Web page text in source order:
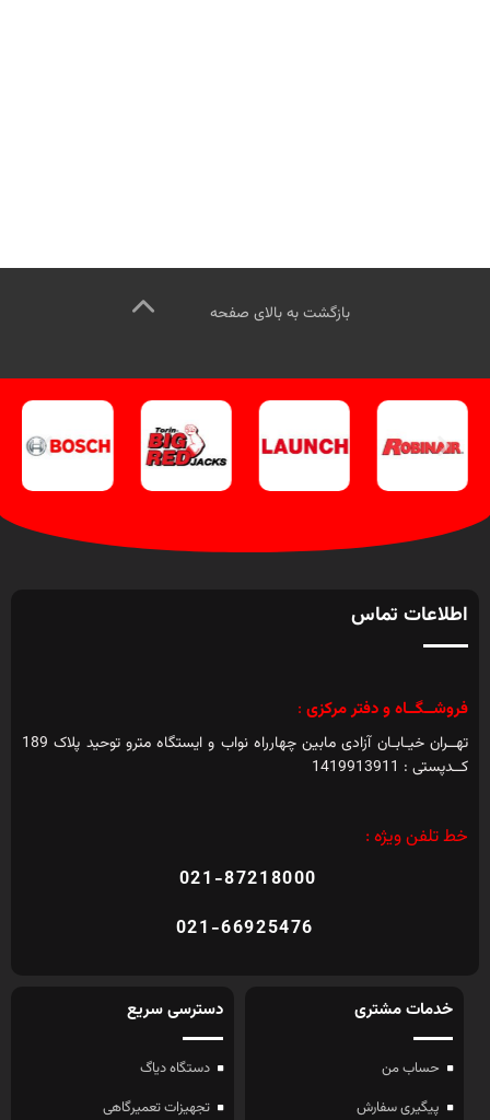
بازگشت به بالای صفحه
اطلاعات تماس
فروشــگــاه و دفتر مرکزی :
تهــران خیـابـان آزادی مابین چهارراه نواب و ایستگاه مترو توحید پلاک 189
کــدپستی : 1419913911
خط تلفن ویژه :
021-87218000
021-66925476
خدمات مشتری
حساب من
پیگیری سفارش
دسترسی سریع
دستگاه دیاگ
تجهیزات تعمیرگاهی